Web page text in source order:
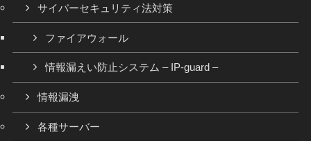
サイバーセキュリティ法対策
ファイアウォール
情報漏えい防止システム – IP-guard –
情報漏洩
各種サーバー